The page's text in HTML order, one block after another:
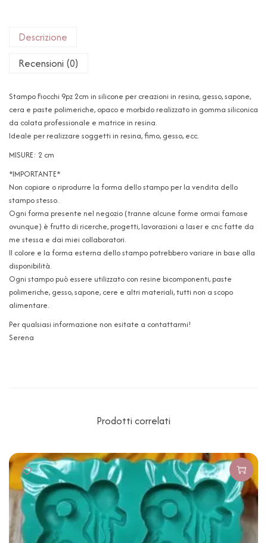
Descrizione
Recensioni (0)
Stampo Fiocchi 9pz 2cm in silicone per creazioni in resina, gesso, sapone,
cera e paste polimeriche, opaco e morbido realizzato in gomma siliconica
da colata professionale e matrice in resina.
Ideale per realizzare soggetti in resina, fimo, gesso, ecc.
MISURE: 2 cm
*IMPORTANTE*
Non copiare o riprodurre la forma dello stampo per la vendita dello
stampo stesso.
Ogni forma presente nel negozio (tranne alcune forme ormai famose
ovunque) è frutto di ricerche, progetti, lavorazioni a laser e cnc fatte da
me stessa e dai miei collaboratori.
Il colore e la forma esterna dello stampo potrebbero variare in base alla
disponibilità.
Ogni stampo può essere utilizzato con resine bicomponenti, paste
polimeriche, gesso, sapone, cere e altri materiali, tutti non a scopo
alimentare.
Per qualsiasi informazione non esitate a contattarmi!
Serena
Prodotti correlati